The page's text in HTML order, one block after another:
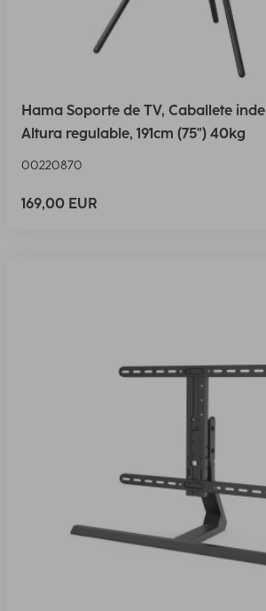
Hama Soporte de TV, Caballete
Altura regulable, 191cm (75") 40kg
00220870
169,00 EUR